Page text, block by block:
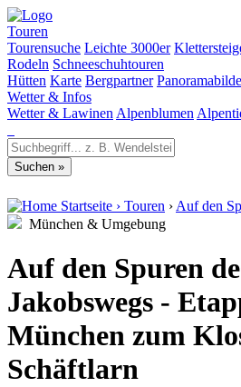
Touren
Tourensuche Leichte 3000er
Rodeln Schneeschuhtouren
Hütten Karte Bergpartner
Wetter & Infos
Wetter & Lawinen Alpenblumen
Startseite › Touren › Auf den
München & Umgebung
Auf den Spuren
Jakobswegs -
München zum
Schäftlarn